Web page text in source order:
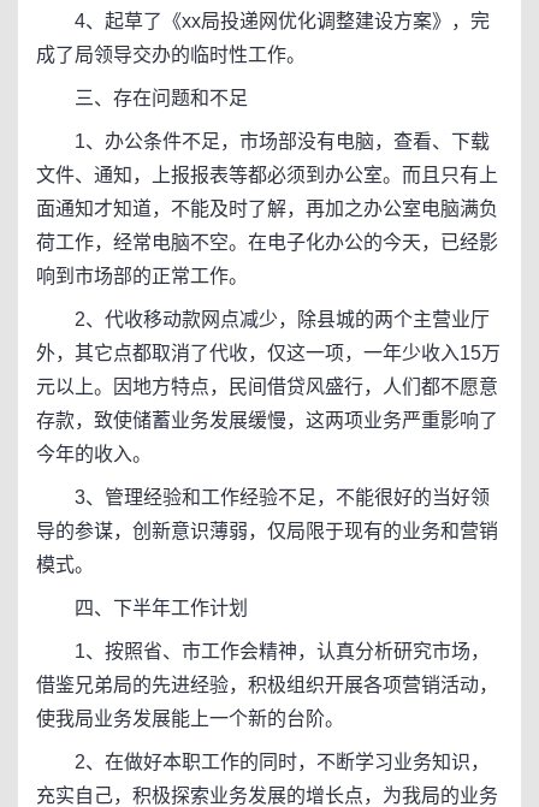
4、起草了《xx局投递网优化调整建设方案》，完
成了局领导交办的临时性工作。
三、存在问题和不足
1、办公条件不足，市场部没有电脑，查看、下载
文件、通知，上报报表等都必须到办公室。而且只有上
面通知才知道，不能及时了解，再加之办公室电脑满负
荷工作，经常电脑不空。在电子化办公的今天，已经影
响到市场部的正常工作。
2、代收移动款网点减少，除县城的两个主营业厅
外，其它点都取消了代收，仅这一项，一年少收入15万
元以上。因地方特点，民间借贷风盛行，人们都不愿意
存款，致使储蓄业务发展缓慢，这两项业务严重影响了
今年的收入。
3、管理经验和工作经验不足，不能很好的当好领
导的参谋，创新意识薄弱，仅局限于现有的业务和营销
模式。
四、下半年工作计划
1、按照省、市工作会精神，认真分析研究市场，
借鉴兄弟局的先进经验，积极组织开展各项营销活动，
使我局业务发展能上一个新的台阶。
2、在做好本职工作的同时，不断学习业务知识，
充实自己，积极探索业务发展的增长点，为我局的业务